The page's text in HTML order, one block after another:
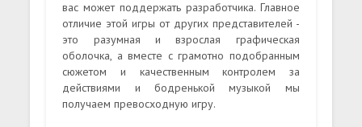
вас может поддержать разработчика. Главное
отличие этой игры от других представителей -
это разумная и взрослая графическая
оболочка, а вместе с грамотно подобранным
сюжетом и качественным контролем за
действиями и бодренькой музыкой мы
получаем превосходную игру.